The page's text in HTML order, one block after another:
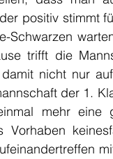
positiv stimmt
Schwarzen
trifft die
nicht nur
mehr eine
Vorhaben